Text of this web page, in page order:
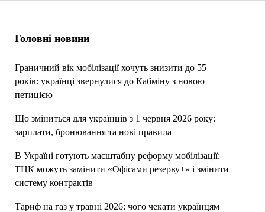
Головні новини
Граничний вік мобілізації хочуть знизити до 55
років: українці звернулися до Кабміну з новою
петицією
Що зміниться для українців з 1 червня 2026 року:
зарплати, бронювання та нові правила
В Україні готують масштабну реформу мобілізації:
ТЦК можуть замінити «Офісами резерву+» і змінити
систему контрактів
Тариф на газ у травні 2026: чого чекати українцям